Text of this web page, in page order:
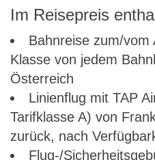
Im Reisepreis
Bahnreise zum/vom
Klasse von jedem
Österreich
Linienflug mit TAP
Tarifklasse A) von
zurück, nach
Flug-/